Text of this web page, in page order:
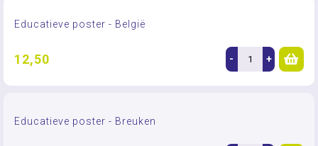
Educatieve poster - België
12,50 - +
Educatieve poster - Breuken